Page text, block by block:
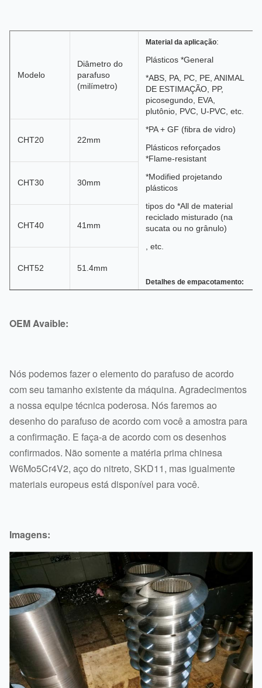
Modelo
Diâmetro do
parafuso
(milímetro)
Material da aplicação:
Plásticos *General
*ABS , PA, PC, PE, ANIMAL
DE ESTIMAÇÃO, PP,
picosegundo, EVA,
plutônio, PVC, U-PVC, etc.
*PA + GF (fibra de vidro)
Plásticos reforçados
*Flame-resistant
*Modified projetando
plásticos
tipos do *All de material
reciclado misturado (na
sucata ou no grânulo)
, etc.
Detalhes de empacotamento:
4) como o pedido do
comprador
5)uma parte em um
Os produtos tornam mais
pesados e volume de
acordo com o tamanho do
parafuso
CHT20 22mm
CHT30 30mm
CHT40 41mm
CHT52 51.4mm
CHT95 93mm
CHT110 109mm
CHT135 133mm
OEM Avaible:
Nós podemos fazer o elemento do parafuso de acordo
com seu tamanho existente da máquina. Agradecimentos
a nossa equipe técnica poderosa. Nós faremos ao
desenho do parafuso de acordo com você a amostra para
a confirmação. E faça-a de acordo com os desenhos
confirmados. Não somente a matéria prima chinesa
W6Mo5Cr4V2, aço do nitreto, SKD11, mas igualmente
materiais europeus está disponível para você.
Imagens: